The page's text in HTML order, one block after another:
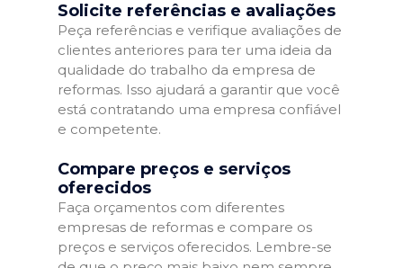
Solicite referências e avaliações
Peça referências e verifique avaliações de
clientes anteriores para ter uma ideia da
qualidade do trabalho da empresa de
reformas. Isso ajudará a garantir que você
está contratando uma empresa confiável
e competente.
Compare preços e serviços
oferecidos
Faça orçamentos com diferentes
empresas de reformas e compare os
preços e serviços oferecidos. Lembre-se